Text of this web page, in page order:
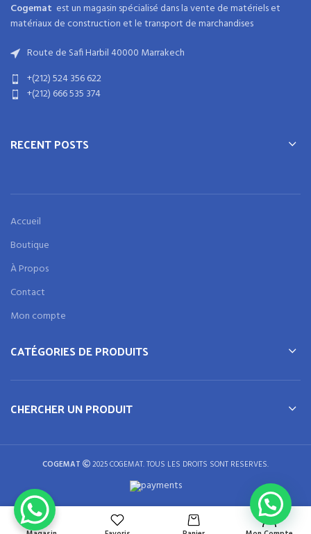
Cogemat est un magasin spécialisé dans lavente de matériels et
matériaux de construction etle transport de marchandises
Route de Safi Harbil 40000 Marrakech
+(212) 524 356 622
+(212) 666 535 374
RECENT POSTS
Accueil
Boutique
À Propos
Contact
Mon compte
CATÉGORIES DE PRODUITS
CHERCHER UN PRODUIT
COGEMAT 2025 COGEMAT. TOUS LES DROITS SONT RESERVES.